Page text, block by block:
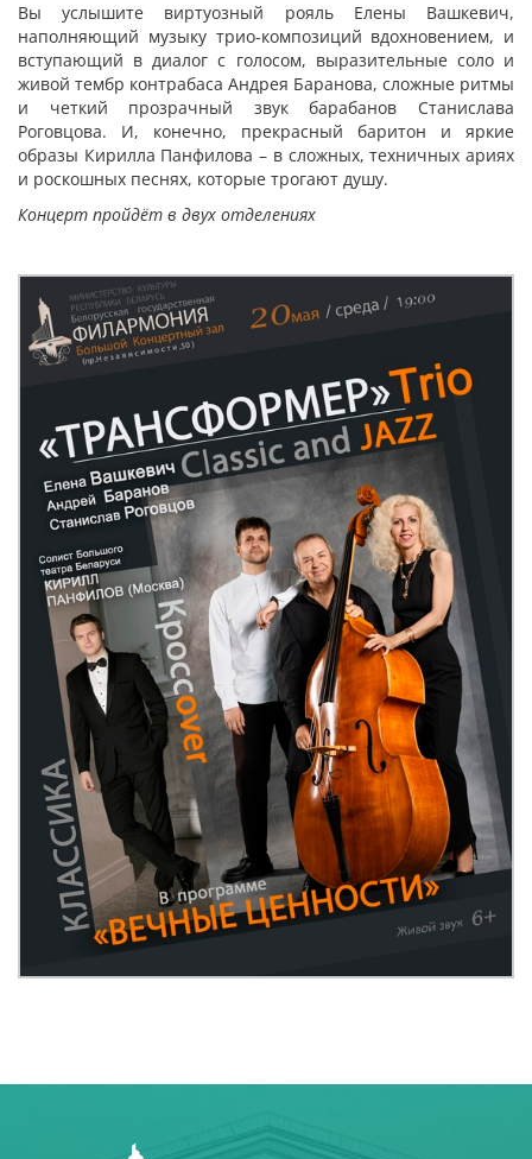
Вы услышите виртуозный рояль Елены Вашкевич,
наполняющий музыку трио-композиций вдохновением, и
вступающий в диалог с голосом, выразительные соло и
живой тембр контрабаса Андрея Баранова, сложные ритмы
и четкий прозрачный звук барабанов Станислава
Роговцова. И, конечно, прекрасный баритон и яркие
образы Кирилла Панфилова – в сложных, техничных ариях
и роскошных песнях, которые трогают душу.
Концерт пройдёт в двух отделениях